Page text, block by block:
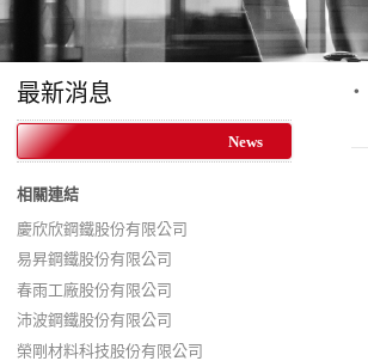
最新消息
News
相關連結
慶欣欣鋼鐵股份有限公司
易昇鋼鐵股份有限公司
春雨工廠股份有限公司
沛波鋼鐵股份有限公司
榮剛材料科技股份有限公司